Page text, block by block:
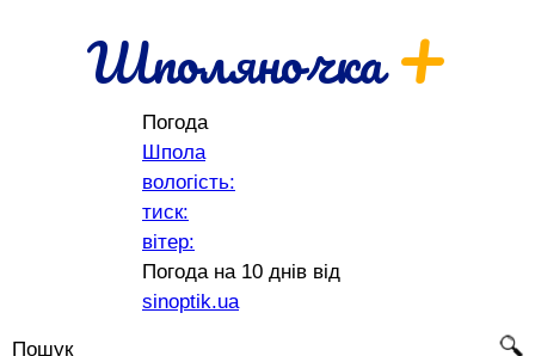
Шполяночка+
Погода
Шпола
вологість:
тиск:
вітер:
Погода на 10 днів від
sinoptik.ua